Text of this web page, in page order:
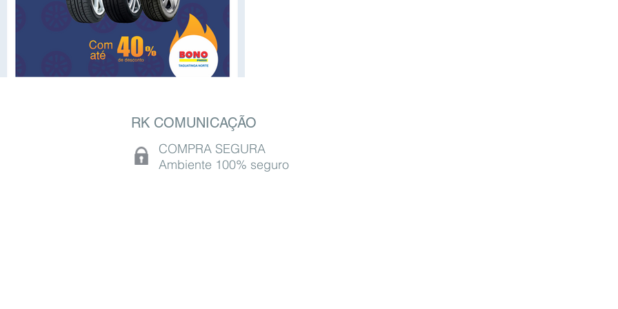
RK COMUNICAÇÃO
COMPRA SEGURA
Ambiente 100% seguro